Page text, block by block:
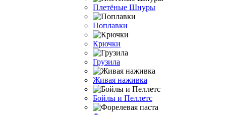
Плетёные Шнуры
Поплавки
Крючки
Грузила
Живая наживка
Бойлы и Пеллетс